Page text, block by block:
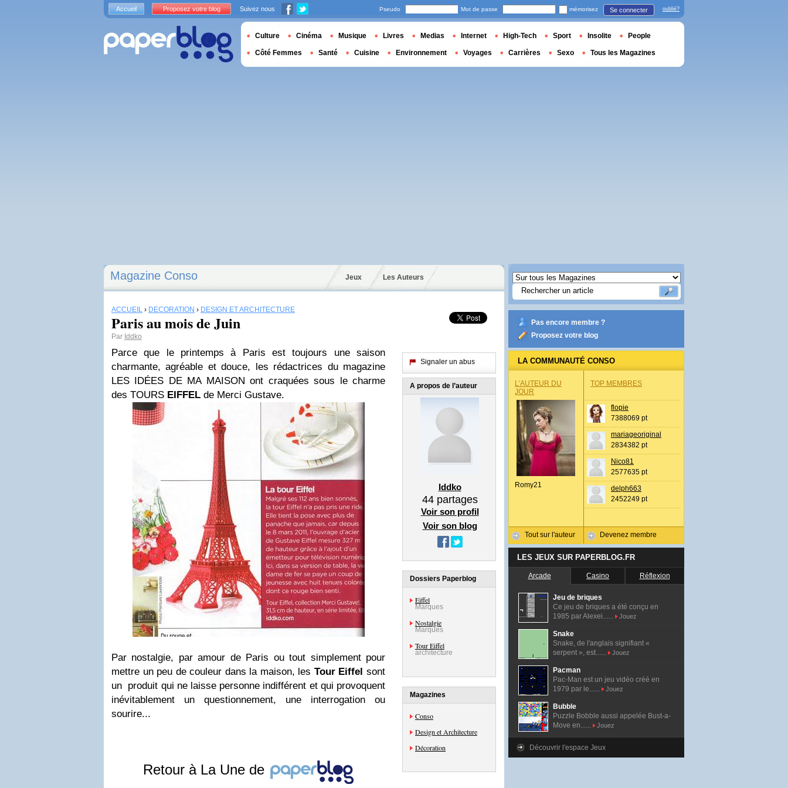
Magazine Conso Jeux Les Auteurs
ACCUEIL › DÉCORATION › DESIGN ET ARCHITECTURE
Paris au mois de Juin
Par Iddko
Parce que le printemps à Paris est toujours une saison
charmante, agréable et douce, les rédactrices du magazine
LES IDÉES DE MA MAISON ont craquées sous le charme
des TOURS EIFFEL de Merci Gustave.
Par nostalgie, par amour de Paris ou tout simplement pour
mettre un peu de couleur dans la maison, les Tour Eiffel sont
un produit qui ne laisse personne indifférent et qui provoquent
inévitablement un questionnement, une interrogation ou
sourire...
Retour à La Une de
Signaler un abus
A propos de l’auteur
Iddko
44partages
Voir son profil
Voir son blog
Dossiers Paperblog
Eiffel
Marques
Nostalgie
Marques
Tour Eiffel
architecture
Magazines
Conso
Design et Architecture
Décoration
Pas encore membre ?
Proposez votre blog
LA COMMUNAUTÉ CONSO
L’AUTEUR DU
JOUR
Romy21
Tout sur l'auteur
TOP MEMBRES
flopie
7388069 pt
mariageoriginal
2834382 pt
Nico81
2577635 pt
delph663
2452249 pt
Devenez membre
LES JEUX SUR PAPERBLOG.FR
Arcade Casino Réflexion
Jeu de briques
Ce jeu de briques a été conçu en
1985 par Alexei......
Jouez
Snake
Snake, de l'anglais signifiant «
serpent », est......
Jouez
Pacman
Pac-Man est un jeu vidéo créé en
1979 par le......
Jouez
Bubble
Puzzle Bobble aussi appelée Bust-a-
Move en......
Jouez
Découvrir l'espace Jeux
Accueil Proposez votre blog Suivez nous Pseudo Mot de passe mémorisez Se connecter oublié?
Culture Cinéma Musique Livres Medias Internet High-Tech Sport Insolite People
Côté Femmes Santé Cuisine Environnement Voyages Carrières Sexo Tous les Magazines